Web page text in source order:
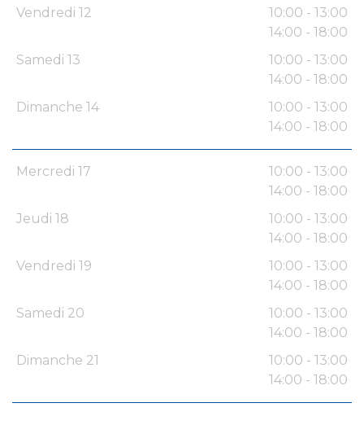
Vendredi 12
10:00 - 13:00
14:00 - 18:00
Samedi 13
10:00 - 13:00
14:00 - 18:00
Dimanche 14
10:00 - 13:00
14:00 - 18:00
Mercredi 17
10:00 - 13:00
14:00 - 18:00
Jeudi 18
10:00 - 13:00
14:00 - 18:00
Vendredi 19
10:00 - 13:00
14:00 - 18:00
Samedi 20
10:00 - 13:00
14:00 - 18:00
Dimanche 21
10:00 - 13:00
14:00 - 18:00